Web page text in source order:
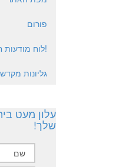
פורום
!לוח
גליונות
עלון מעט
שלך!